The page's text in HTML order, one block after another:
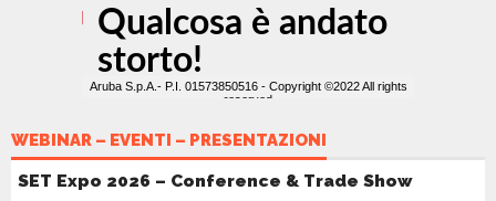
WEBINAR – EVENTI – PRESENTAZIONI
SET Expo 2026 – Conference & Trade Show